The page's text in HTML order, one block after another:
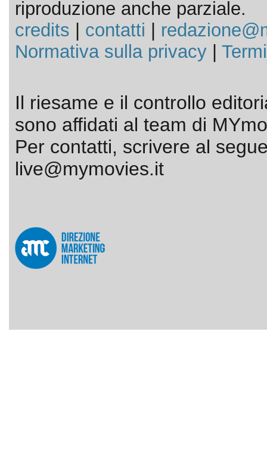
riproduzione anche parziale.
credits
contatti
Normativa sulla privacy|
Il riesame e il controllo
sono affidati al team di
Per contatti, scrivere al
live@mymovies.it